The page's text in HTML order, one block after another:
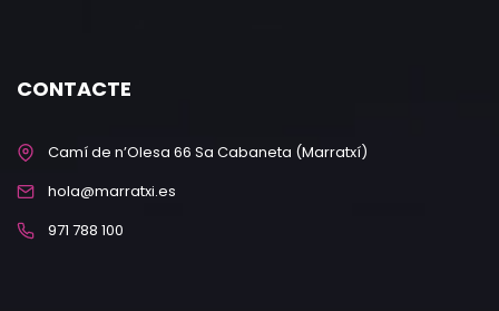
CONTACTE
Camí de n’Olesa 66 Sa Cabaneta (Marratxí)
hola@marratxi.es
971 788 100